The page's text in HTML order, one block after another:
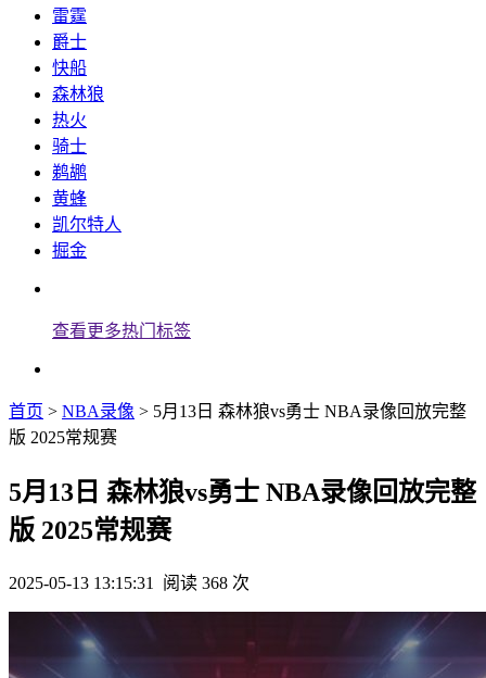
雷霆
爵士
快船
森林狼
热火
骑士
鹈鹕
黄蜂
凯尔特人
掘金
查看更多热门标签
首页 > NBA录像 > 5月13日 森林狼vs勇士 NBA录像回放完整
版 2025常规赛
5月13日 森林狼vs勇士 NBA录像回放完整
版 2025常规赛
2025-05-13 13:15:31 阅读 368 次